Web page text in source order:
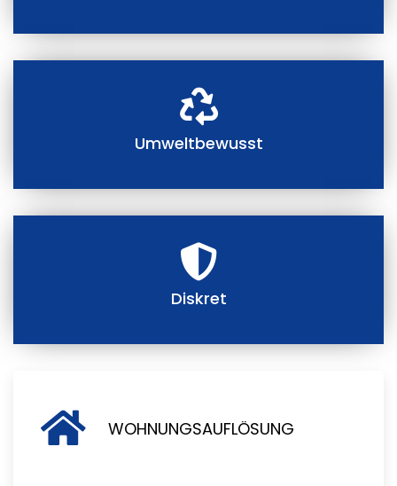
Umweltbewusst
Diskret
WOHNUNGSAUFLÖSUNG